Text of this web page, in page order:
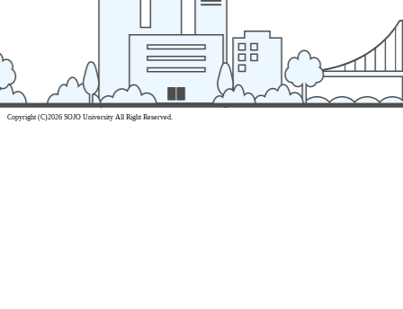
Copyright (C)2026 SOJO University All Right Reserved.